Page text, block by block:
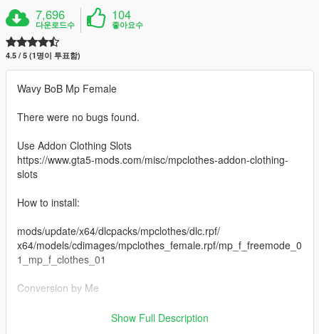
7,696
다운로드수
104
좋아요수
4.5 / 5 (1명이 투표함)
Wavy BoB Mp Female
There were no bugs found.
Use Addon Clothing Slots
https://www.gta5-mods.com/misc/mpclothes-addon-clothing-
slots
How to install:
mods/update/x64/dlcpacks/mpclothes/dlc.rpf/
x64/models/cdimages/mpclothes_female.rpf/mp_f_freemode_0
1_mp_f_clothes_01
Conversion by Me
Show Full Description